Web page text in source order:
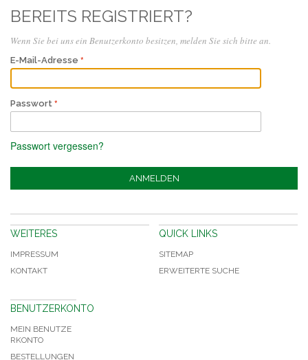
BEREITS REGISTRIERT?
Wenn Sie bei uns ein Benutzerkonto besitzen, melden Sie sich bitte an.
E-Mail-Adresse
Passwort
Passwort vergessen?
ANMELDEN
WEITERES
IMPRESSUM
KONTAKT
QUICK LINKS
SITEMAP
ERWEITERTE SUCHE
BENUTZERKONTO
MEIN BENUTZE
RKONTO
BESTELLUNGEN